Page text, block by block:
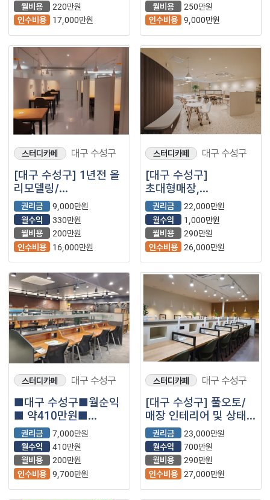
월비용
220만원
인수비용
17,000만원
월비용
250만원
인수비용 9,000만원
스터디카페 대구 수성구
[대구 수성구] 1년전 올
리모델링/
풀오토셋팅/100평 대형
스터디카페를
소개합니다.
권리금
9,000만원
월수익
330만원
월비용
200만원
인수비용
16,000만원
스터디카페 대구 수성구
[대구 수성구]
초대형매장,
월매출1,500만원+@/
풀오토운영중
스터디카페를
소개합니다.
권리금
22,000만원
월수익
1,000만원
월비용
290만원
인수비용 26,000만원
스터디카페 대구 수성구
■대구 수성구■월순익
■ 약410만원■
스터디카페
매장나왔습니다.
권리금
7,000만원
월수익
410만원
월비용
200만원
인수비용 9,700만원
스터디카페 대구 수성구
[대구 수성구] 풀오토/
매장 인테리어 및 상태
최상/안정적 수익나오는
스터디카페 소개합니다.
권리금
23,000만원
월수익
700만원
월비용
290만원
인수비용 27,000만원